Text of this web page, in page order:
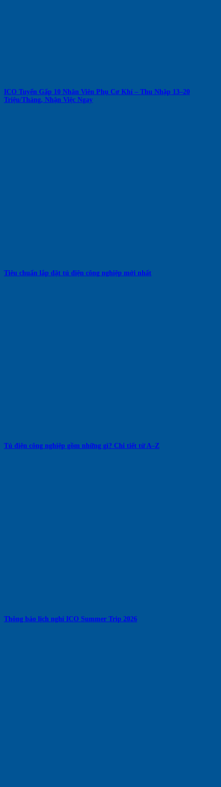
ICO Tuyển Gấp 10 Nhân Viên Phụ Cơ Khí – Thu Nhập 13–20
Triệu/Tháng, Nhận Việc Ngay
Tiêu chuẩn lắp đặt tủ điện công nghiệp mới nhất
Tủ điện công nghiệp gồm những gì? Chi tiết từ A–Z
Thông báo lịch nghỉ ICO Summer Trip 2026